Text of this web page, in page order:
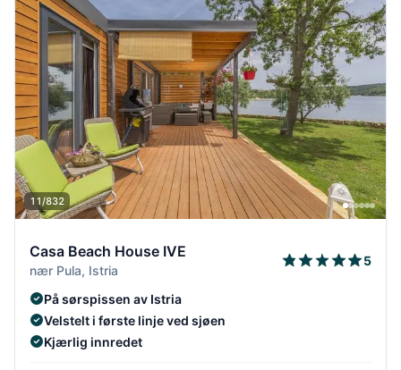
11/832
Casa Beach House IVE
nær Pula, Istria
5
På sørspissen av Istria
Velstelt i første linje ved sjøen
Kjærlig innredet